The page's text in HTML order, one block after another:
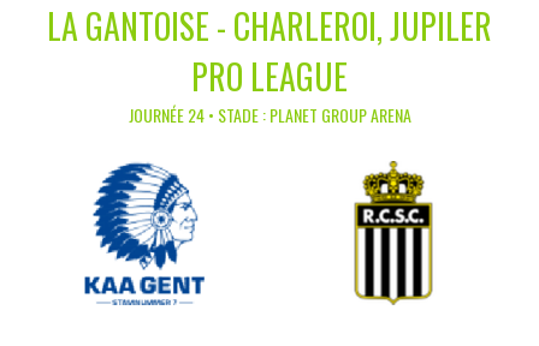
LA GANTOISE - CHARLEROI, JUPILER
PRO LEAGUE
JOURNÉE 24 • STADE : PLANET GROUP ARENA